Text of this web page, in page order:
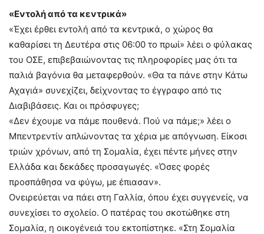
«Εντολή από τα κεντρικά»
«Έχει έρθει εντολή από τα κεντρικά, ο χώρος θα
καθαρίσει τη Δευτέρα στις 06:00 το πρωί» λέει ο φύλακας
του ΟΣΕ, επιβεβαιώνοντας τις πληροφορίες μας ότι τα
παλιά βαγόνια θα μεταφερθούν. «Θα τα πάνε στην Κάτω
Αχαγιά» συνεχίζει, δείχνοντας το έγγραφο από τις
Διαβιβάσεις. Και οι πρόσφυγες;
«Δεν έχουμε να πάμε πουθενά. Πού να πάμε;» λέει ο
Μπεντρεντίν απλώνοντας τα χέρια με απόγνωση. Είκοσι
τριών χρόνων, από τη Σομαλία, έχει πέντε μήνες στην
Ελλάδα και δεκάδες προσαγωγές. «Όσες φορές
προσπάθησα να φύγω, με έπιασαν».
Ονειρεύεται να πάει στη Γαλλία, όπου έχει συγγενείς, να
συνεχίσει το σχολείο. Ο πατέρας του σκοτώθηκε στη
Σομαλία, η οικογένειά του εκτοπίστηκε. «Στη Σομαλία